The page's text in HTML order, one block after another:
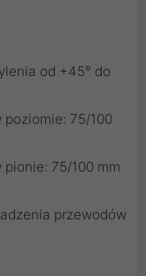
od +45° do
75/100
75/100 mm
przewodów